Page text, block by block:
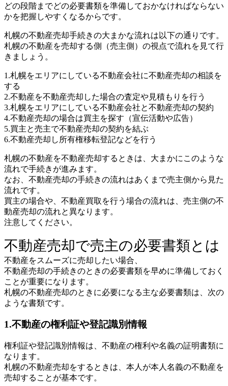
どの段階までどの必要書類を準備しておかなければならない
かを把握しやすくなるからです。
札幌の不動産売却手続きの大まかな流れは以下の通りです。
札幌の不動産を売却する側（売主側）の視点で流れを見て行
きましょう。
1.札幌をエリアにしている不動産会社に不動産売却の相談を
する
2.不動産を不動産売却した場合の査定や見積もりを行う
3.札幌をエリアにしている不動産会社と不動産売却の契約
4.不動産売却の場合は買主を探す（宣伝活動や広告）
5.買主と売主で不動産売却の契約を結ぶ
6.不動産売却し所有権移転登記などを行う
札幌の不動産を不動産売却するときは、大まかにこのような
流れで手続きが進みます。
なお、不動産売却の手続きの流れはあくまで売主側から見た
流れです。
買主の場合や、不動産買取を行う場合の流れは、売主側の不
動産売却の流れと異なります。
注意してください。
不動産売却で売主の必要書類とは
不動産をスムーズに売却したい場合、
不動産売却の手続きのときの必要書類を早めに準備しておく
ことが重要になります。
札幌の不動産売却のときに必要になる主な必要書類は、次の
ような書類です。
1.不動産の権利証や登記識別情報
権利証や登記識別情報は、不動産の権利や名義の証明書類に
なります。
札幌の不動産売却をするときは、本人が本人名義の不動産を
売却することが基本です。